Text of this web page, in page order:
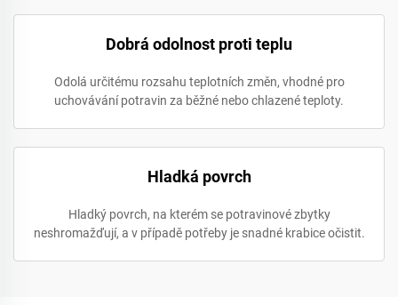
Dobrá odolnost proti teplu
Odolá určitému rozsahu teplotních změn, vhodné pro
uchovávání potravin za běžné nebo chlazené teploty.
Hladká povrch
Hladký povrch, na kterém se potravinové zbytky
neshromažďují, a v případě potřeby je snadné krabice očistit.